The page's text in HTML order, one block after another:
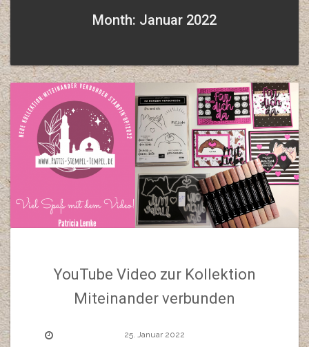
Month: Januar 2022
YouTube Video zur Kollektion
Miteinander verbunden
25. Januar 2022